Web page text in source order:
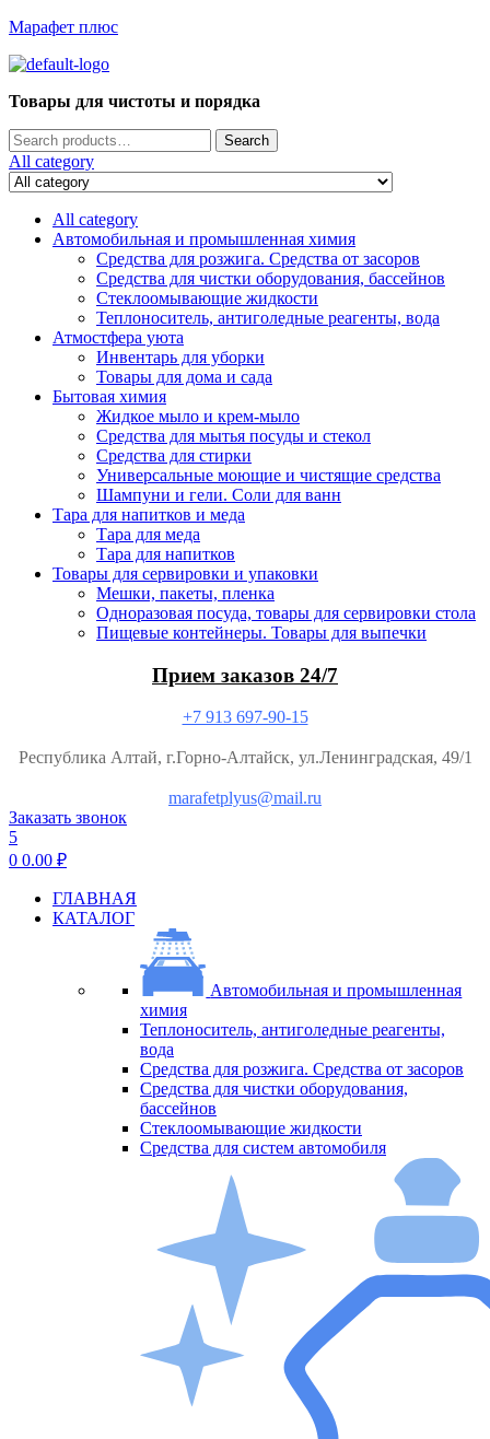
Марафет плюс
Menu
Товары для чистоты и порядка
Search
for:
Search
All category
All category
Автомобильная и промышленная химия
Средства для розжига. Средства от засоров
Средства для чистки оборудования, бассейнов
Стеклоомывающие жидкости
Теплоноситель, антиголедные реагенты, вода
Атмостфера уюта
Инвентарь для уборки
Товары для дома и сада
Бытовая химия
Жидкое мыло и крем-мыло
Средства для мытья посуды и стекол
Средства для стирки
Универсальные моющие и чистящие средства
Шампуни и гели. Соли для ванн
Тара для напитков и меда
Тара для меда
Тара для напитков
Товары для сервировки и упаковки
Мешки, пакеты, пленка
Одноразовая посуда, товары для сервировки стола
Пищевые контейнеры. Товары для выпечки
Прием заказов 24/7
+7 913 697-90-15
Республика Алтай, г.Горно-Алтайск, ул.Ленинградская, 49/1
marafetplyus@mail.ru
Заказать звонок
5
0 0.00 ₽
ГЛАВНАЯ
КАТАЛОГ
Автомобильная и промышленная
химия
МенюТеплоноситель, антиголедные реагенты,
вода
Средства для розжига. Средства от засоров
Средства для чистки оборудования,
бассейнов
Стеклоомывающие жидкости
Средства для систем автомобиля